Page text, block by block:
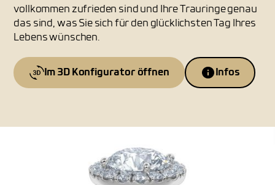
vollkommen zufrieden sind und Ihre Trauringe genau
das sind, was Sie sich für den glücklichsten Tag Ihres
Lebens wünschen.
Im 3D Konfigurator öffnen Infos